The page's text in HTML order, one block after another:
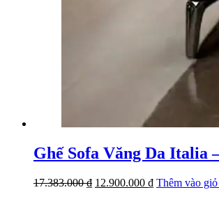
Ghế Sofa Văng Da Italia
17.383.000₫ Giá
12.900.000 ₫Giá
Thêm vào